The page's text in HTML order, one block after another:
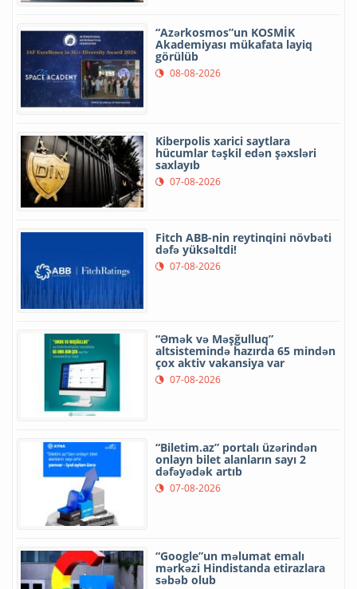
“Azərkosmos”un KOSMİK
Akademiyası mükafata layiq
görülüb
08-08-2026
Kiberpolis xarici saytlara
hücumlar təşkil edən şəxsləri
saxlayıb
07-08-2026
Fitch ABB-nin reytinqini növbəti
dəfə yüksəltdi!
07-08-2026
“Əmək və Məşğulluq”
altsistemində hazırda 65 mindən
çox aktiv vakansiya var
07-08-2026
“Biletim.az” portalı üzərindən
onlayn bilet alanların sayı 2
dəfəyədək artıb
07-08-2026
“Google”un məlumat emalı
mərkəzi Hindistanda etirazlara
səbəb olub